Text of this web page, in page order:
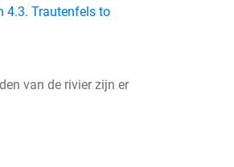
4.3. Trautenfels to
van de rivier zijn er